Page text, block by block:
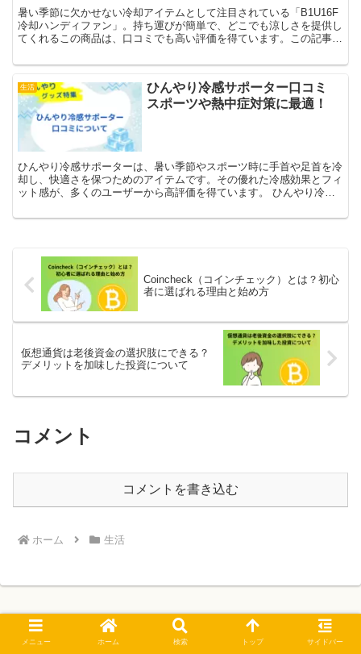
暑い季節に欠かせない冷却アイテムとして注目されている「B1U16F
冷却ハンディファン」。持ち運びが簡単で、どこでも涼しさを提供し
てくれるこの商品は、口コミでも高い評価を得ています。この記事で
生活
ひんやり冷感サポーター口コミ
スポーツや熱中症対策に最適！
ひんやり冷感サポーターは、暑い季節やスポーツ時に手首や足首を冷
却し、快適さを保つためのアイテムです。その優れた冷感効果とフィ
ット感が、多くのユーザーから高評価を得ています。 ひんやり冷感
Coincheck（コインチェック）とは？初心
者に選ばれる理由と始め方
仮想通貨は老後資金の選択肢にできる？
デメリットを加味した投資について
コメント
コメントを書き込む
ホーム 生活
メニュー ホーム 検索 トップ サイドバー